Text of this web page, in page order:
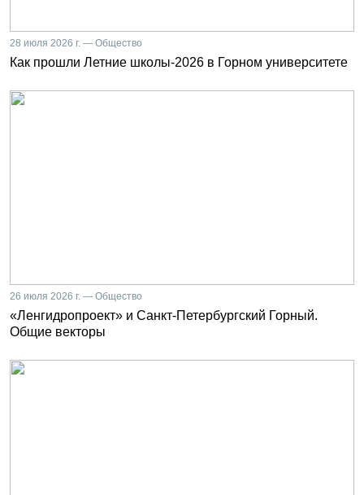
28 июля 2026 г. — Общество
Как прошли Летние школы-2026 в Горном университете
26 июля 2026 г. — Общество
«Ленгидропроект» и Санкт-Петербургский Горный.
Общие векторы